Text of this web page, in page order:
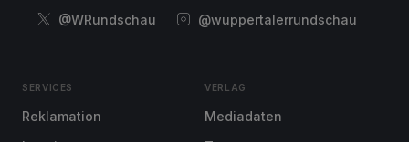
@WRundschau
@wuppertalerrundschau
SERVICES
Reklamation
VERLAG
Mediadaten